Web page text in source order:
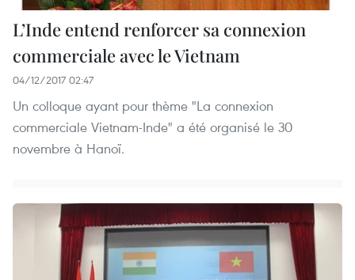
L’Inde entend renforcer sa connexion
commerciale avec le Vietnam
04/12/2017 02:47
Un colloque ayant pour thème "La connexion
commerciale Vietnam-Inde" a été organisé le 30
novembre à Hanoï.